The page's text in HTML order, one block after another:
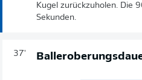
Kugel zurückzuholen. Die
Sekunden.
37'